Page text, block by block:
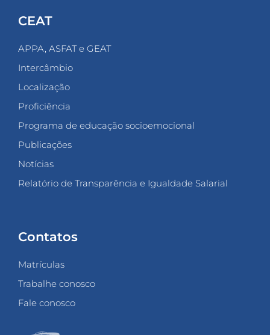
CEAT
APPA, ASFAT e GEAT
Intercâmbio
Localização
Proficiência
Programa de educação socioemocional
Publicações
Notícias
Relatório de Transparência e Igualdade Salarial
Contatos
Matrículas
Trabalhe conosco
Fale conosco